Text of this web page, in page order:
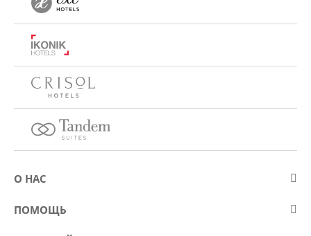
О НАС
О компании Eurostars Hotel Company
ПОМОЩЬ